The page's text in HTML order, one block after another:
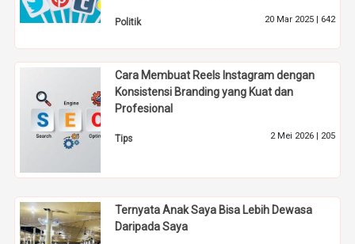
Politik 20 Mar 2025 | 642
Cara Membuat Reels Instagram dengan
Konsistensi Branding yang Kuat dan
Profesional
Tips 2 Mei 2026 | 205
Ternyata Anak Saya Bisa Lebih Dewasa
Daripada Saya